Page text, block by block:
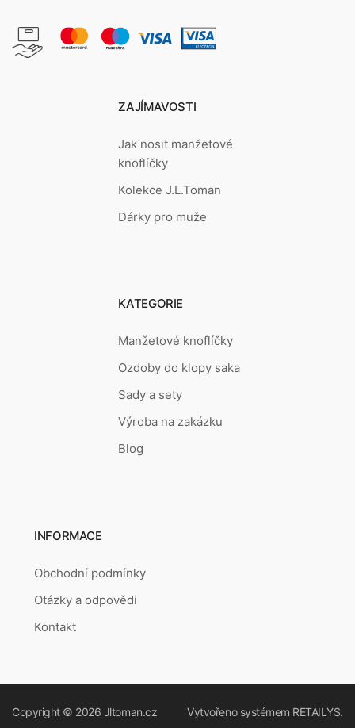
ZAJÍMAVOSTI
Jak nosit manžetové
knoflíčky
Kolekce J.L.Toman
Dárky pro muže
KATEGORIE
Manžetové knoflíčky
Ozdoby do klopy saka
Sady a sety
Výroba na zakázku
Blog
INFORMACE
Obchodní podmínky
Otázky a odpovědi
Kontakt
Copyright © 2026 Jltoman.cz Vytvořeno systémem RETAILYS.